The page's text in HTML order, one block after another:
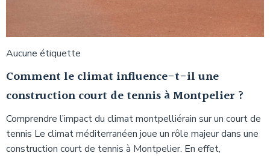
Aucune étiquette
Comment le climat influence-t-il une
construction court de tennis à Montpelier ?
Comprendre l’impact du climat montpelliérain sur un court de
tennis Le climat méditerranéen joue un rôle majeur dans une
construction court de tennis à Montpelier. En effet,